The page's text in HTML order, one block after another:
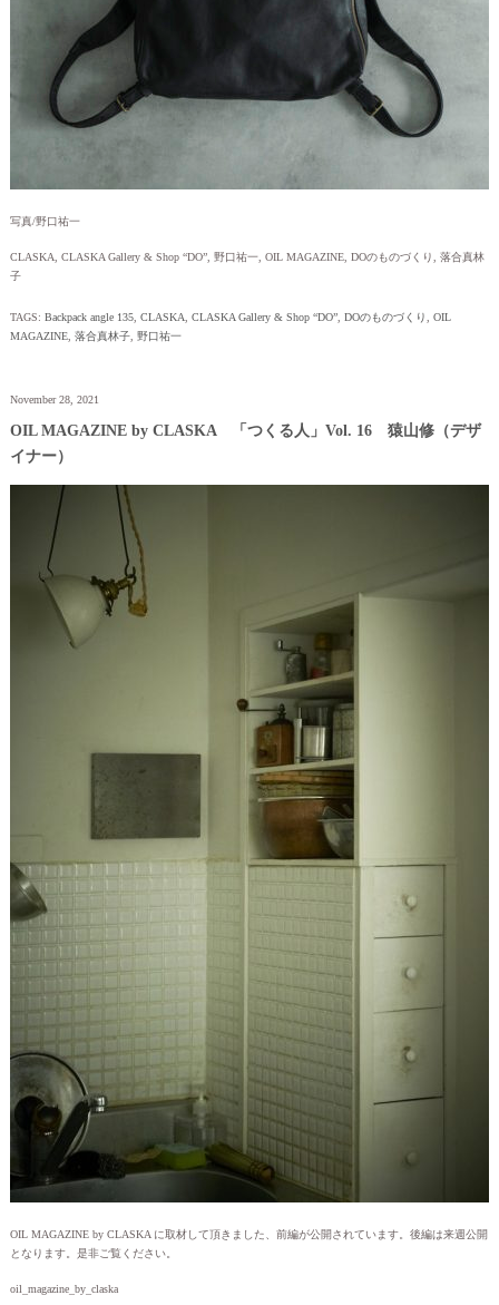
写真/野口祐一
CLASKA, CLASKA Gallery & Shop “DO”, 野口祐一, OIL MAGAZINE, DOのものづくり, 落合真林
子
TAGS: Backpack angle 135 CLASKA CLASKA Gallery & Shop “DO” DOのものづくり
OIL
MAGAZINE 落合真林子 野口祐一
November 28, 2021
OIL MAGAZINE by CLASKA 「つくる人」Vol. 16 猿山修（デザ
イナー）
OIL MAGAZINE by CLASKA に取材して頂きました、前編が公開されています。後編は来週公開
となります。是非ご覧ください。
oil_magazine_by_claska